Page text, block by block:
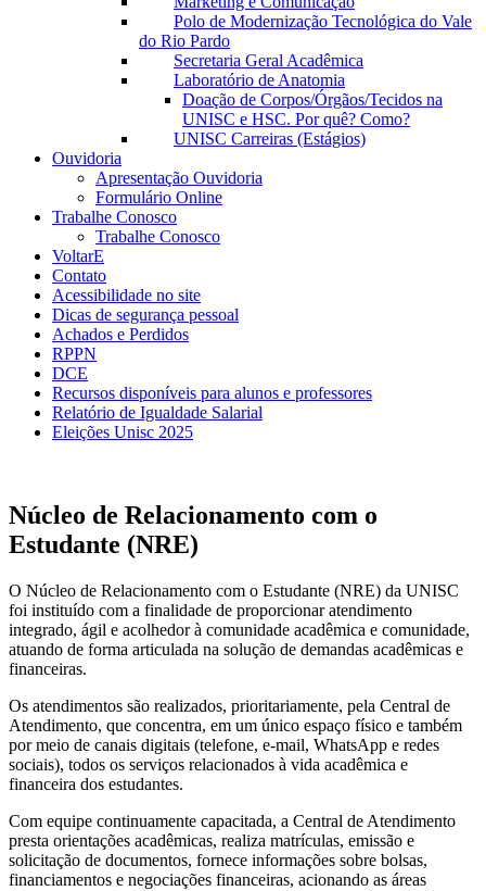
Polo de Modernização Tecnológica do Vale
do Rio Pardo
Secretaria Geral Acadêmica
Laboratório de Anatomia
Doação de Corpos/Órgãos/Tecidos na
UNISC e HSC. Por quê? Como?
UNISC Carreiras (Estágios)
Ouvidoria
Apresentação Ouvidoria
Formulário Online
Trabalhe Conosco
Trabalhe Conosco
VoltarE
Contato
Acessibilidade no site
Dicas de segurança pessoal
Achados e Perdidos
RPPN
DCE
Recursos disponíveis para alunos e professores
Relatório de Igualdade Salarial
Eleições Unisc 2025
Núcleo de Relacionamento com o
Estudante (NRE)
O Núcleo de Relacionamento com o Estudante (NRE) da UNISC
foi instituído com a finalidade de proporcionar atendimento
integrado, ágil e acolhedor à comunidade acadêmica e comunidade,
atuando de forma articulada na solução de demandas acadêmicas e
financeiras.
Os atendimentos são realizados, prioritariamente, pela Central de
Atendimento, que concentra, em um único espaço físico e também
por meio de canais digitais (telefone, e-mail, WhatsApp e redes
sociais), todos os serviços relacionados à vida acadêmica e
financeira dos estudantes.
Com equipe continuamente capacitada, a Central de Atendimento
presta orientações acadêmicas, realiza matrículas, emissão e
solicitação de documentos, fornece informações sobre bolsas,
financiamentos e negociações financeiras, acionando as áreas